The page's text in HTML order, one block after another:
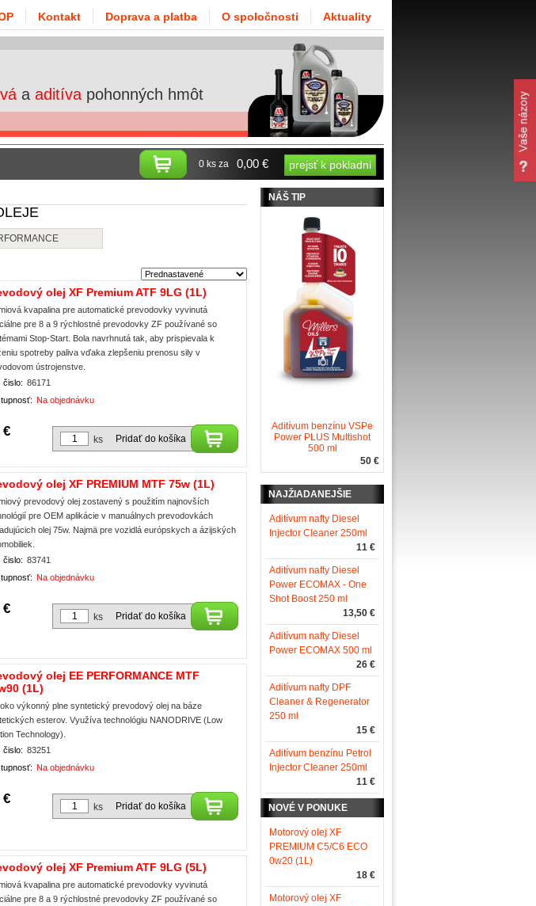
a aditíva pohonných hmôt
olej XF Premium ATF 9LG (1L)
kvapalina pre automatické prevodovky vyvinutá
pre 8 a 9 rýchlostné prevodovky ZF používané so
Stop-Start. Bola navrhnutá tak, aby prispievala k
spotreby paliva vďaka zlepšeniu prenosu sily v
ústrojenstve.
čislo: 86171
Na objednávku
€ Pridať do košíka
ks
olej XF PREMIUM MTF 75w (1L)
prevodový olej zostavený s použitím najnovších
pre OEM aplikácie v manuálnych prevodovkách
olej 75w. Najmä pre vozidlá európskych a ázijských
čislo: 83741
Na objednávku
€ Pridať do košíka
ks
olej EE PERFORMANCE MTF
(1L)
výkonný plne syntetický prevodový olej na báze
esterov. Využíva technológiu NANODRIVE (Low
Technology).
čislo: 83251
Na objednávku
€ Pridať do košíka
ks
olej XF Premium ATF 9LG (5L)
kvapalina pre automatické prevodovky vyvinutá
pre 8 a 9 rýchlostné prevodovky ZF používané so
NÁŠ TIP
Aditívum benzínu VSPe
Power PLUS Multishot
500 ml
50 €
NAJŽIADANEJŠIE
Aditívum nafty Diesel
Injector Cleaner 250ml
11 €
Aditívum nafty Diesel
Power ECOMAX - One
Shot Boost 250 ml
13,50 €
Aditívum nafty Diesel
Power ECOMAX 500 ml
26 €
Aditívum nafty DPF
Cleaner & Regenerator
250 ml
15 €
Aditívum benzínu Petrol
Injector Cleaner 250ml
11 €
NOVÉ V PONUKE
Motorový olej XF
PREMIUM C5/C6 ECO
0w20 (1L)
18 €
Motorový olej XF
Kontakt Doprava a platba O spoločnosti Aktuality
0 ks za 0,00 € prejsť k pokladni